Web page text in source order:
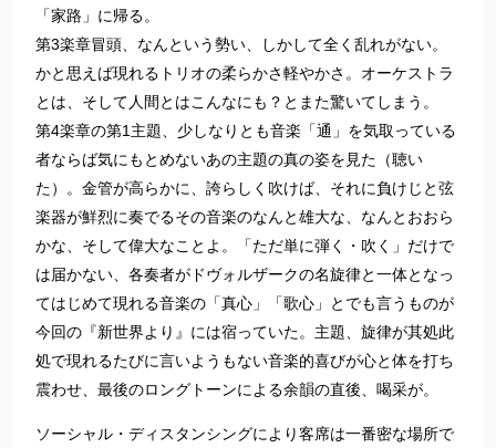
「家路」に帰る。
第3楽章冒頭、なんという勢い、しかして全く乱れがない。
かと思えば現れるトリオの柔らかさ軽やかさ。オーケストラ
とは、そして人間とはこんなにも？とまた驚いてしまう。
第4楽章の第1主題、少しなりとも音楽「通」を気取っている
者ならば気にもとめないあの主題の真の姿を見た（聴い
た）。金管が高らかに、誇らしく吹けば、それに負けじと弦
楽器が鮮烈に奏でるその音楽のなんと雄大な、なんとおおら
かな、そして偉大なことよ。「ただ単に弾く・吹く」だけで
は届かない、各奏者がドヴォルザークの名旋律と一体となっ
てはじめて現れる音楽の「真心」「歌心」とでも言うものが
今回の『新世界より』には宿っていた。主題、旋律が其処此
処で現れるたびに言いようもない音楽的喜びが心と体を打ち
震わせ、最後のロングトーンによる余韻の直後、喝采が。
ソーシャル・ディスタンシングにより客席は一番密な場所で